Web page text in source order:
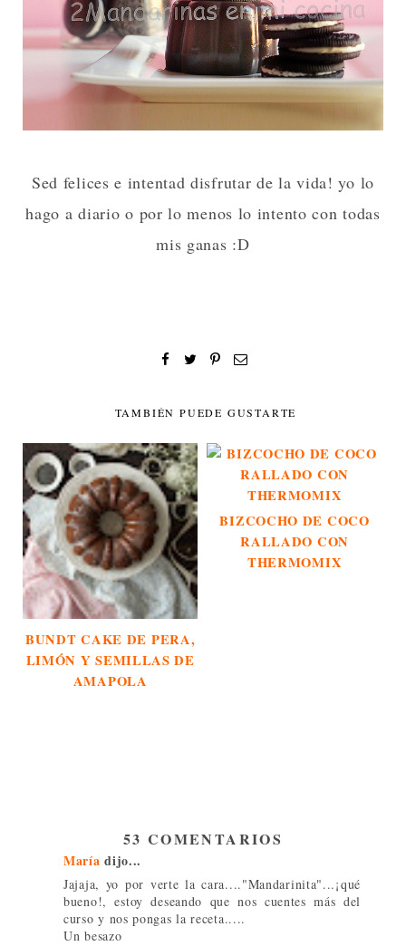
Sed felices e intentad disfrutar de la vida! yo lo
hago a diario o por lo menos lo intento con todas
mis ganas :D
TAMBIÉN PUEDE GUSTARTE
BUNDT CAKE DE PERA,
LIMÓN Y SEMILLAS DE
AMAPOLA
BIZCOCHO DE COCO
RALLADO CON
THERMOMIX
53 COMENTARIOS
María dijo...
Jajaja, yo por verte la cara...."Mandarinita"...¡qué
bueno!, estoy deseando que nos cuentes más del
curso y nos pongas la receta.....
Un besazo